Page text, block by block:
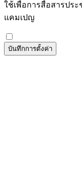
ใช้เพื่อการสื่อสารปร
แคมเปญ
บันทึกการตั้งค่า